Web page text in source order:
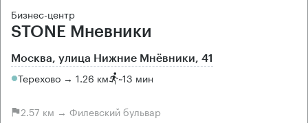
Бизнес-центр
STONE Мневники
Москва, улица Нижние Мнёвники, 41
Терехово → 1.26 км ~13 мин
2.57 км → Филевский бульвар